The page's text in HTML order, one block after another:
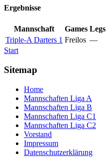
Ergebnisse
Mannschaft Games Legs
Triple-A Darters 1 Freilos —
Start
Sitemap
Home
Mannschaften Liga A
Mannschaften Liga B
Mannschaften Liga C1
Mannschaften Liga C2
Vorstand
Impressum
Datenschutzerklärung